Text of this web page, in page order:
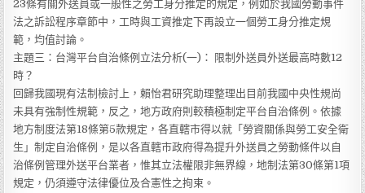
23條有關外送員或一般性之勞工身分推定的規定，例如於我國勞動事件
法之訴訟程序章節中，工時與工資推定下再設立一個勞工身分推定規
範，均值討論。
主題三：台灣平台自治條例立法分析(一)： 限制外送員外送最高時數12
時？
回歸我國現有法制檢討上，賴怡君研究助理整理出目前我國中央性規尚
未具有強制性規範，反之，地方政府則較積極制定平台自治條例。依據
地方制度法第18條第5款規定，各直轄市得以就「勞資關係與勞工安全衛
生」制定自治條例，是以各直轄市政府得為提升外送員之勞動條件以自
治條例管理外送平台業者，惟其立法權限非無界線，地制法第30條第1項
規定，仍須遵守法律優位及合憲性之拘束。